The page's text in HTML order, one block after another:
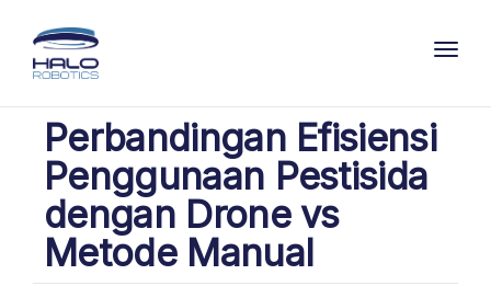
Perbandingan Efisiensi
Penggunaan Pestisida
dengan Drone vs
Metode Manual